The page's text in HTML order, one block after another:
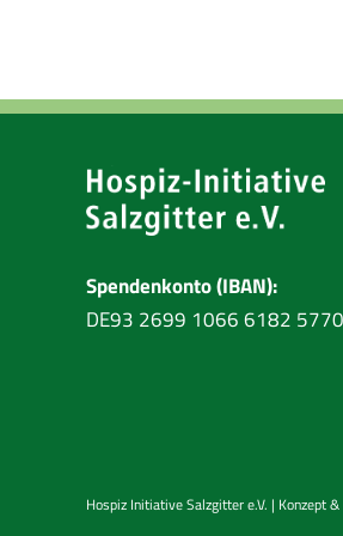
Spendenkonto (IBAN):
DE93 2699 1066 6182
Hospiz Initiative Salzgitter e.V. | Konzept